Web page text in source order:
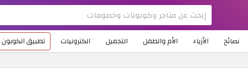
نصائح الأزياء الأم والطفل التجميل الكترونيات تطبيق الكوبون